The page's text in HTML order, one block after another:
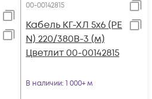
00-00142815
Кабель КГ-ХЛ 5х6 (PE
N) 220/380В-3 (м)
Цветлит 00-00142815
В наличии: 1 000+ м